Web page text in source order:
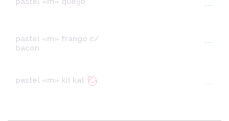
---
pastel «m» frango c/
bacon
---
pastel «m» kit kat ---